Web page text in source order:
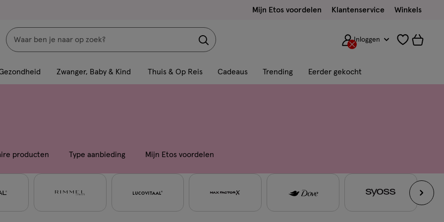
Mijn Etos voordelen Klantenservice Winkels
Zoeken
met
dit
met
geavanceerde
Inloggen
Zwanger, Baby & Kind Thuis & Op Reis Cadeaus Trending Eerder gekocht
producten Type aanbieding Mijn Etos voordelen